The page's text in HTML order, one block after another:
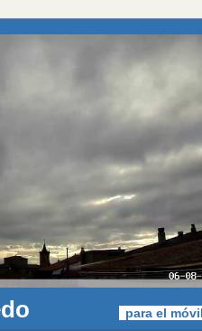
para el